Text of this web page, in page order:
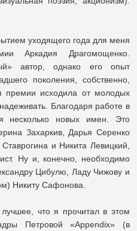
уходящего года для меня
Аркадия Драгомощенко.
автор, однако его опыт
поколения, собственно,
премии исходила от молодых
Благодаря работе в
новых имен. Это
Захаркив, Дарья Серенко
и Никита Левицкий,
Ну и, конечно, необходимо
Цибулю, Ладу Чижову и
Никиту Сафонова.
что я прочитал в этом
Петровой «Appendix» (в